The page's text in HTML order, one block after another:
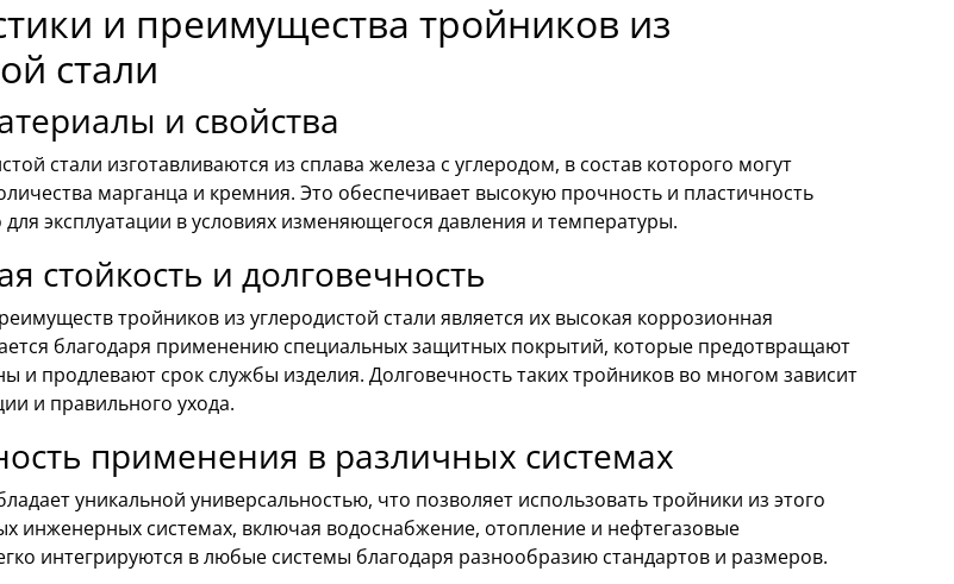
и преимущества тройников из
стали
и свойства
стали изготавливаются из сплава железа с углеродом, в состав которого могут
марганца и кремния. Это обеспечивает высокую прочность и пластичность
эксплуатации в условиях изменяющегося давления и температуры.
стойкость и долговечность
тройников из углеродистой стали является их высокая коррозионная
благодаря применению специальных защитных покрытий, которые предотвращают
и продлевают срок службы изделия. Долговечность таких тройников во многом зависит
и правильного ухода.
применения в различных системах
уникальной универсальностью, что позволяет использовать тройники из этого
инженерных системах, включая водоснабжение, отопление и нефтегазовые
интегрируются в любые системы благодаря разнообразию стандартов и размеров.